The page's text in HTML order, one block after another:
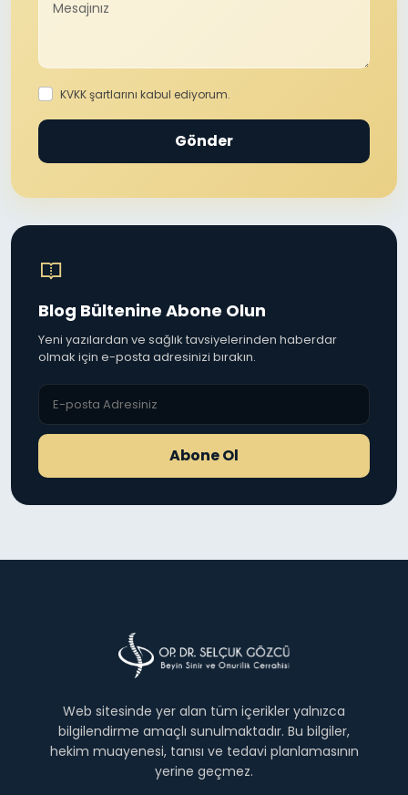
KVKK şartlarını kabul ediyorum.
Gönder
Blog Bültenine Abone Olun
Yeni yazılardan ve sağlık tavsiyelerinden haberdar
olmak için e-posta adresinizi bırakın.
Abone Ol
Web sitesinde yer alan tüm içerikler yalnızca
bilgilendirme amaçlı sunulmaktadır. Bu bilgiler,
hekim muayenesi, tanısı ve tedavi planlamasının
yerine geçmez.